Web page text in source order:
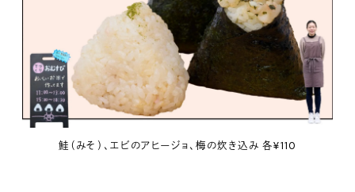
鮭（みそ）、エビのアヒージョ、梅の炊き込み 各¥110